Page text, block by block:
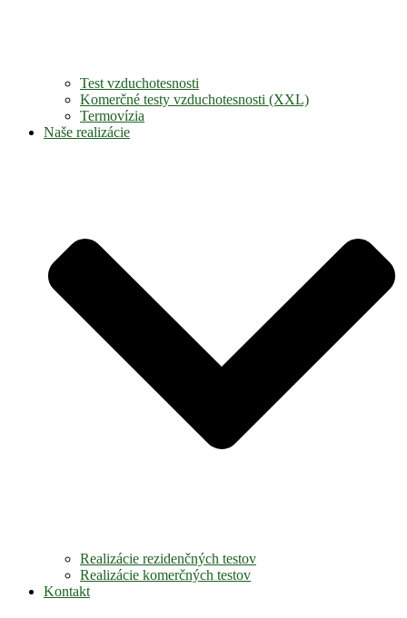
Test vzduchotesnosti
Komerčné testy vzduchotesnosti (XXL)
Termovízia
Naše realizácie
Realizácie rezidenčných testov
Realizácie komerčných testov
Kontakt